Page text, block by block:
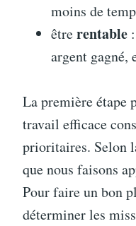
moins de
êtrerentable
argent gagné,
La première étape
travail efficace
prioritaires. Selon
que nous faisons
Pour faire un bon
déterminer les